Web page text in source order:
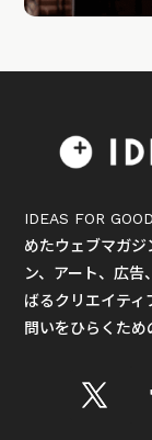
IDEAS FOR
めたウェブマガジ
ン、アート、広
ばるクリエイテ
問いをひらくため